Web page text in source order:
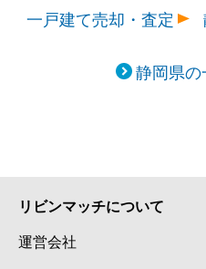
若松町
3,100万
一戸建て売却・査定
静岡県
リビンマッチについて
運営会社